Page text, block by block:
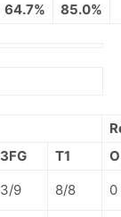
64.7% 85.0%
3FG T1
O
3/9 8/8 0